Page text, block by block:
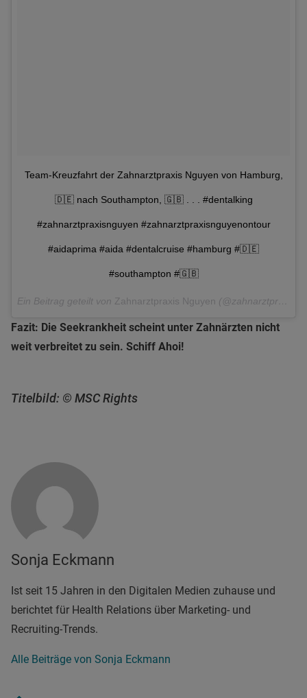
Team-Kreuzfahrt der Zahnarztpraxis Nguyen von Hamburg,
🇩🇪 nach Southampton, 🇬🇧 . . . #dentalking
#zahnarztpraxisnguyen #zahnarztpraxisnguyenontour
#aidaprima #aida #dentalcruise #hamburg #🇩🇪
#southampton #🇬🇧
Ein Beitrag geteilt von Zahnarztpraxis Nguyen (@zahnarztpraxis_nguyen) am
Fazit: Die Seekrankheit scheint unter Zahnärzten nicht
weit verbreitet zu sein. Schiff Ahoi!
Titelbild: © MSC Rights
Sonja Eckmann
Ist seit 15 Jahren in den Digitalen Medien zuhause und
berichtet für Health Relations über Marketing- und
Recruiting-Trends.
Alle Beiträge von Sonja Eckmann